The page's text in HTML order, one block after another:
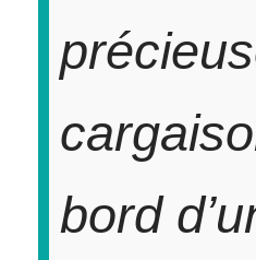
bord